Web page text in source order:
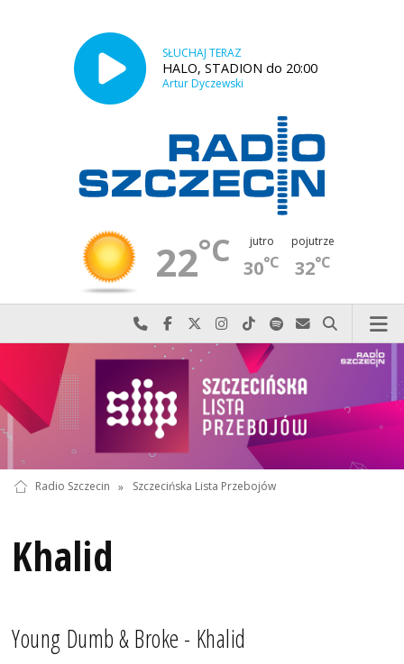
SŁUCHAJ TERAZ
HALO, STADION do 20:00
Artur Dyczewski
22°C jutro
30°C
pojutrze
32°C
Najlepiej po prostu do nas zadzwoń
Odwiedź nas na Facebook-u
Odwiedź nas na X
Odwiedź nas na Instagram-ie
Odwiedź nas na TikTok-u
Szukaj nas na Spotify
Wyślij do nas
Szukaj
Radio Szczecin » Szczecińska Lista Przebojów
Khalid
Young Dumb & Broke - Khalid